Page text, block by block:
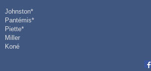
Johnston*
Pantémis*
Piette*
Miller
Koné